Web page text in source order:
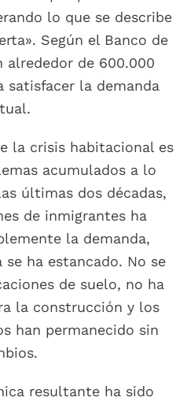
lo que se describe
Según el Banco de
alrededor de 600.000
satisfacer la demanda
la crisis habitacional es
acumulados a lo
últimas dos décadas,
de inmigrantes ha
la demanda,
ha estancado. No se
de suelo, no ha
la construcción y los
han permanecido sin
resultante ha sido